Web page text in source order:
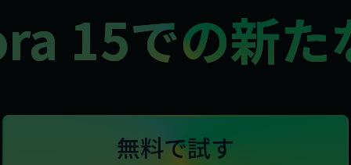
15での新た
無料で試す